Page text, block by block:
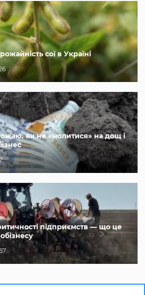
сої в Україні
як не «молитися» на дощ і
підприємств — що це